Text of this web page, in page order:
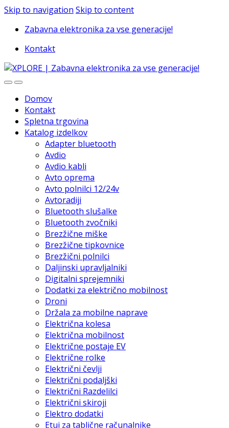
Skip to navigation Skip to content
Zabavna elektronika za vse generacije!
Kontakt
Domov
Kontakt
Spletna trgovina
Katalog izdelkov
Adapter bluetooth
Avdio
Avdio kabli
Avto oprema
Avto polnilci 12/24v
Avtoradiji
Bluetooth slušalke
Bluetooth zvočniki
Brezžične miške
Brezžične tipkovnice
Brezžični polnilci
Daljinski upravljalniki
Digitalni sprejemniki
Dodatki za električno mobilnost
Droni
Držala za mobilne naprave
Električna kolesa
Električna mobilnost
Električne postaje EV
Električne rolke
Električni čevlji
Električni podaljški
Električni Razdelilci
Električni skiroji
Elektro dodatki
Etui za tablične računalnike